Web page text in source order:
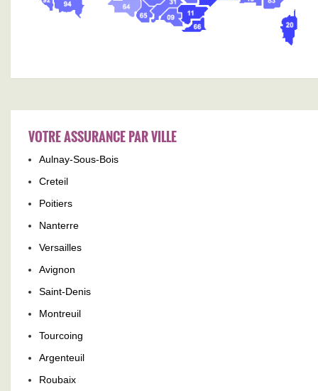
VOTRE ASSURANCE PAR VILLE
Aulnay-Sous-Bois
Creteil
Poitiers
Nanterre
Versailles
Avignon
Saint-Denis
Montreuil
Tourcoing
Argenteuil
Roubaix